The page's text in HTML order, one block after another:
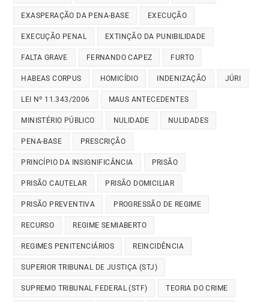
EXASPERAÇÃO DA PENA-BASE EXECUÇÃO
EXECUÇÃO PENAL EXTINÇÃO DA PUNIBILIDADE
FALTA GRAVE FERNANDO CAPEZ FURTO
HABEAS CORPUS HOMICÍDIO INDENIZAÇÃO JÚRI
LEI Nº 11.343/2006 MAUS ANTECEDENTES
MINISTÉRIO PÚBLICO NULIDADE NULIDADES
PENA-BASE PRESCRIÇÃO
PRINCÍPIO DA INSIGNIFICÂNCIA PRISÃO
PRISÃO CAUTELAR PRISÃO DOMICILIAR
PRISÃO PREVENTIVA PROGRESSÃO DE REGIME
RECURSO REGIME SEMIABERTO
REGIMES PENITENCIÁRIOS REINCIDÊNCIA
SUPERIOR TRIBUNAL DE JUSTIÇA (STJ)
SUPREMO TRIBUNAL FEDERAL (STF) TEORIA DO CRIME